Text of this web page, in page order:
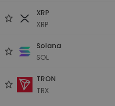
XRP
XRP
Solana
SOL
TRON
TRX